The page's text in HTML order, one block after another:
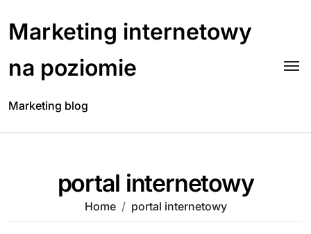
content
Marketing internetowy
na poziomie
Marketing blog
portal internetowy
Home portal internetowy